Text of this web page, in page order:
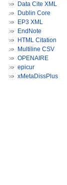
Data Cite XML
Dublin Core
EP3 XML
EndNote
HTML Citation
Multiline CSV
OPENAIRE
epicur
xMetaDissPlus